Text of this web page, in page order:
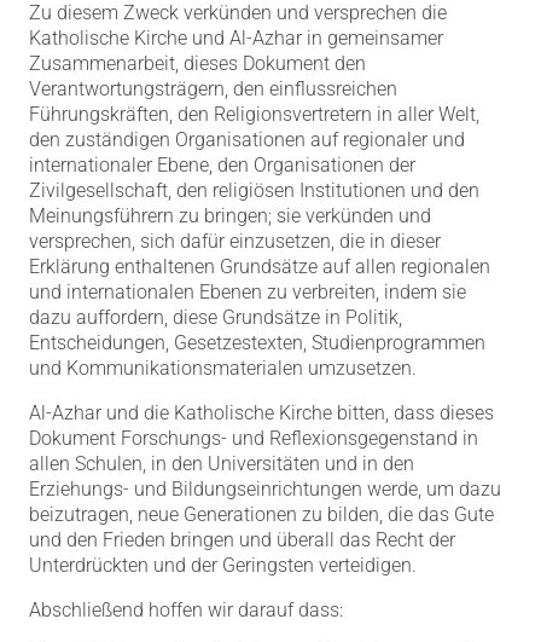
Zu diesem Zweck verkünden und versprechen die
Katholische Kirche und Al-Azhar in gemeinsamer
Zusammenarbeit, dieses Dokument den
Verantwortungsträgern, den einflussreichen
Führungskräften, den Religionsvertretern in aller Welt,
den zuständigen Organisationen auf regionaler und
internationaler Ebene, den Organisationen der
Zivilgesellschaft, den religiösen Institutionen und den
Meinungsführern zu bringen; sie verkünden und
versprechen, sich dafür einzusetzen, die in dieser
Erklärung enthaltenen Grundsätze auf allen regionalen
und internationalen Ebenen zu verbreiten, indem sie
dazu auffordern, diese Grundsätze in Politik,
Entscheidungen, Gesetzestexten, Studienprogrammen
und Kommunikationsmaterialen umzusetzen.
Al-Azhar und die Katholische Kirche bitten, dass dieses
Dokument Forschungs- und Reflexionsgegenstand in
allen Schulen, in den Universitäten und in den
Erziehungs- und Bildungseinrichtungen werde, um dazu
beizutragen, neue Generationen zu bilden, die das Gute
und den Frieden bringen und überall das Recht der
Unterdrückten und der Geringsten verteidigen.
Abschließend hoffen wir darauf dass: